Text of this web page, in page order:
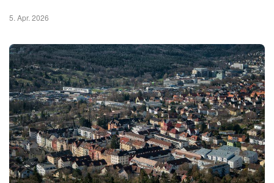
5. Apr. 2026